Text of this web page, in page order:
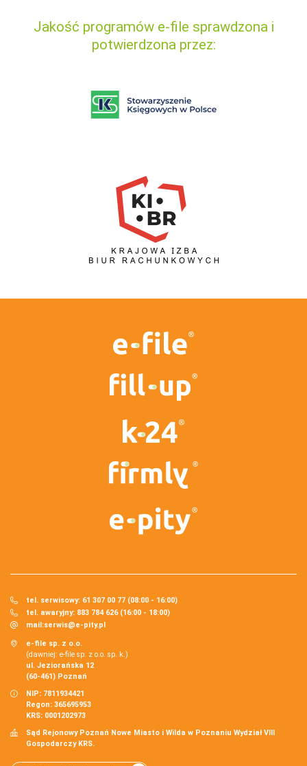
Jakość programów e-file sprawdzona i
potwierdzona przez:
tel. serwisowy: 61 307 00 77 (08:00 - 16:00)
tel. awaryjny: 883 784 626 (16:00 - 18:00)
mail:serwis@e-pity.pl
e-file sp. z o.o.
(dawniej: e-file sp. z o.o. sp. k.)
ul. Jeziorańska 12
(60-461) Poznań
NIP: 7811934421
Regon: 365695953
KRS: 0001202973
Sąd Rejonowy Poznań Nowe Miasto i Wilda w Poznaniu Wydział VIII
Gospodarczy KRS.